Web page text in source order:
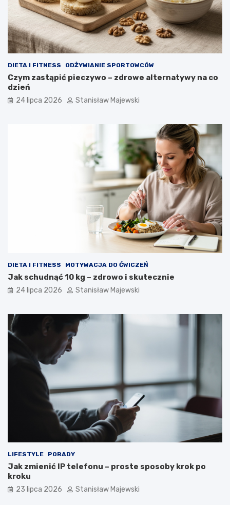
DIETA I FITNESS ODŻYWIANIE SPORTOWCÓW
Czym zastąpić pieczywo – zdrowe alternatywy na co
dzień
24 lipca 2026 Stanisław Majewski
DIETA I FITNESS MOTYWACJA DO ĆWICZEŃ
Jak schudnąć 10 kg – zdrowo i skutecznie
24 lipca 2026 Stanisław Majewski
LIFESTYLE PORADY
Jak zmienić IP telefonu – proste sposoby krok po
kroku
23 lipca 2026 Stanisław Majewski